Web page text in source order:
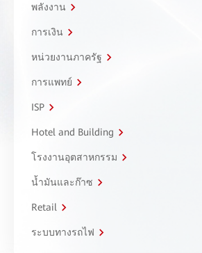
พลังงาน
การเงิน
หน่วยงานภาครัฐ
การแพทย์
ISP
Hotel and Building
โรงงานอุตสาหกรรม
น้ำมันและก๊าซ
Retail
ระบบทางรถไฟ